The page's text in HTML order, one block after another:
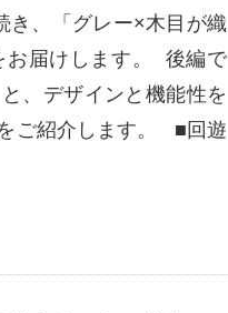
き、「グレー×木目が織
お届けします。 後編で
、デザインと機能性を
ご紹介します。 ■回遊